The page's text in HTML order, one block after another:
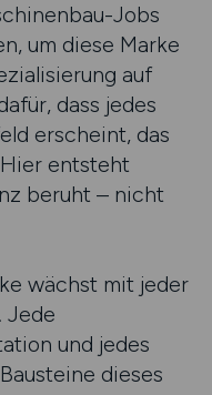
Jobs
um diese Marke
auf
dass jedes
erscheint, das
entsteht
beruht – nicht
wächst mit jeder
Jede
und jedes
dieses